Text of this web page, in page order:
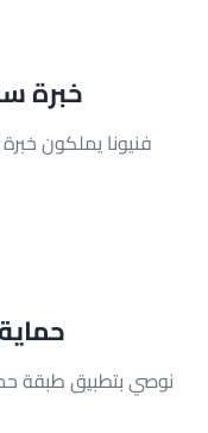
خبرة
فنيونا يملكون
نوصي بتطبيق طبقة